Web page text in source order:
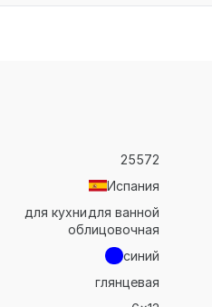
25572
Испания
для кухнидля ванной
облицовочная
синий
глянцевая